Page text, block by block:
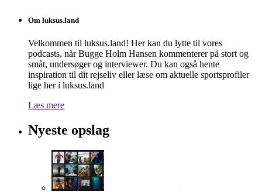
Om luksus.land
Velkommen til luksus.land! Her kan du lytte til vores
podcasts, når Bugge Holm Hansen kommenterer på stort og
småt, undersøger og interviewer. Du kan også hente
inspiration til dit rejseliv eller læse om aktuelle sportsprofiler
lige her i luksus.land
Læs mere
Nyeste opslag